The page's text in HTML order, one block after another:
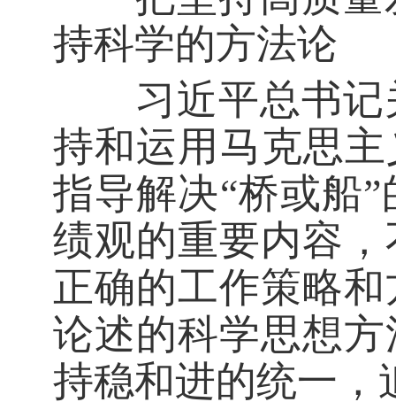
持科学的方法论
习近平总书记
持和运用马克思
指导解决“桥或船
绩观的重要内容
正确的工作策略
论述的科学思想
持稳和进的统一，